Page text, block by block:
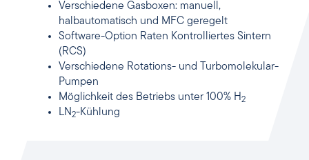
Verschiedene Gasboxen: manuell,
halbautomatisch und MFC geregelt
Software-Option Raten Kontrolliertes Sintern
(RCS)
Verschiedene Rotations- und Turbomolekular-
Pumpen
Möglichkeit des Betriebs unter 100% H2
LN2-Kühlung